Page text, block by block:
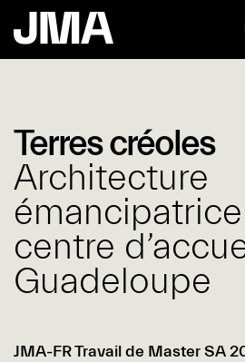
Terres créoles
Architecture
centre
Guadeloupe
JMA-FR Travail de Master SA